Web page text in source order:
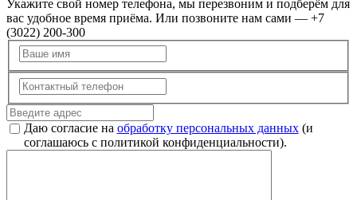
Укажите свой номер телефона, мы перезвоним и подберём для
вас удобное время приёма. Или позвоните нам сами — +7
(3022) 200-300
Даю согласие на обработку персональных данных(и
соглашаюсь с политикой конфиденциальности).